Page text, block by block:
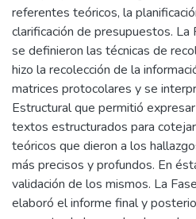
referentes teóricos, la
clarificación de presupuestos. La
se definieron las técnicas de
hizo la recolección de la
matrices protocolares y se
Estructural que permitió
textos estructurados para
teóricos que dieron a los
más precisos y profundos. En
validación de los mismos. La
elaboró el informe final y